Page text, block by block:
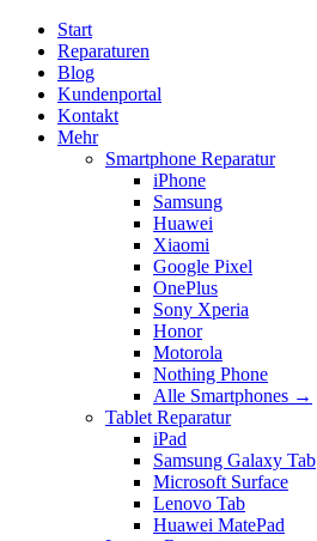
Start
Reparaturen
Blog
Kundenportal
Kontakt
Mehr
Smartphone Reparatur
iPhone
Samsung
Huawei
Xiaomi
Google Pixel
OnePlus
Sony Xperia
Honor
Motorola
Nothing Phone
Alle Smartphones →
Tablet Reparatur
iPad
Samsung Galaxy Tab
Microsoft Surface
Lenovo Tab
Huawei MatePad